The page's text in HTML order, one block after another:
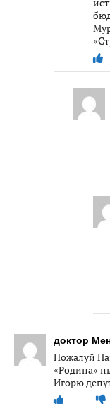
доктор
Пожалуй
«Родина»
Игорю